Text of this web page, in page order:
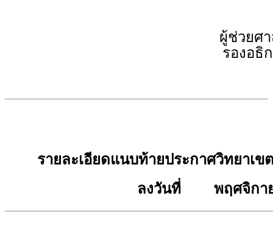
ผู้ช่วยศ
รองอธิ
รายละเอียดแนบท้ายประกาศวิทยาเ
ลงวันที่ พฤศจิกาย